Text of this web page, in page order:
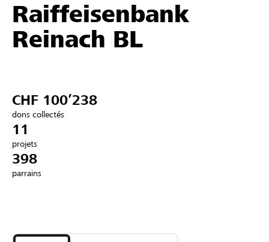
Parrainer
Soutien & assistance
Se connecter
DE FR IT
Raiffeisenbank
Reinach BL
CHF 100’238
dons collectés
11
projets
398
parrains
les